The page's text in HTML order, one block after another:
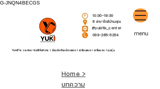
G-JNQN4BECGS
10:30-19:30
6 สาขาใกล้บ้านคุณ
@yukifix_center
093-265-5254
YukiFix center ยินดีให้บริการ l ซ่อมมือถือหน้าจอแตก l เปลี่ยนแบต l เปลี่ยนจอ l ทุกรุ่น.
menu
Home >
บทความ